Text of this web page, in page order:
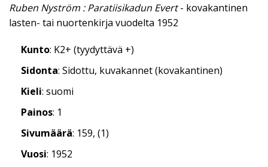
Ruben Nyström : Paratiisikadun Evert- kovakantinen
lasten- tai nuortenkirja vuodelta 1952
Kunto: K2+ (tyydyttävä +)
Sidonta: Sidottu, kuvakannet (kovakantinen)
Kieli: suomi
Painos: 1
Sivumäärä: 159, (1)
Vuosi: 1952